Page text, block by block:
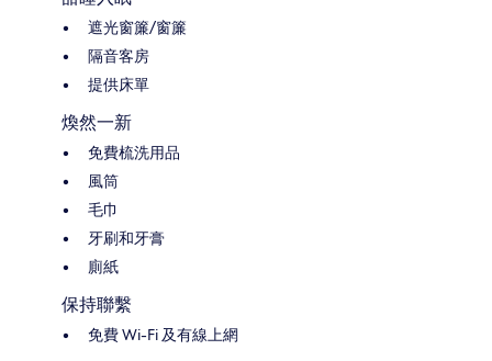
遮光窗簾/窗簾
隔音客房
提供床單
煥然一新
免費梳洗用品
風筒
毛巾
牙刷和牙膏
廁紙
保持聯繫
免費 Wi-Fi 及有線上網